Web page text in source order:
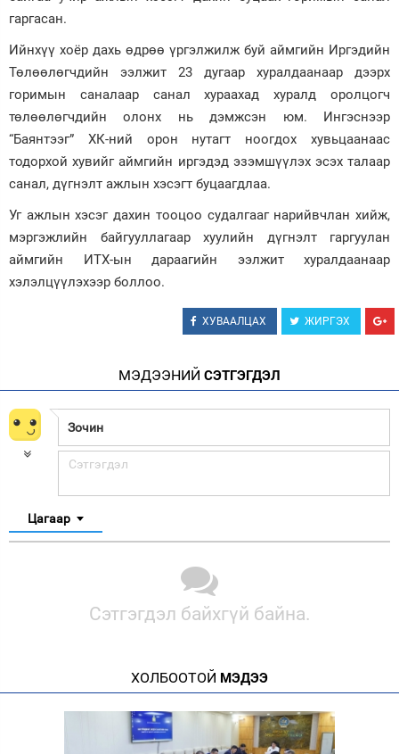
гаргасан.
Ийнхүү хоёр дахь өдрөө үргэлжилж буй аймгийн Иргэдийн
Төлөөлөгчдийн ээлжит 23 дугаар хуралдаанаар дээрх
горимын саналаар санал хураахад хуралд оролцогч
төлөөлөгчдийн олонх нь дэмжсэн юм. Ингэснээр
“Баянтээг” ХК-ний орон нутагт ноогдох хувьцаанаас
тодорхой хувийг аймгийн иргэдэд эзэмшүүлэх эсэх талаар
санал, дүгнэлт ажлын хэсэгт буцаагдлаа.
Уг ажлын хэсэг дахин тооцоо судалгааг нарийвчлан хийж,
мэргэжлийн байгууллагаар хуулийн дүгнэлт гаргуулан
аймгийн ИТХ-ын дараагийн ээлжит хуралдаанаар
хэлэлцүүлэхээр боллоо.
ХУВААЛЦАХ ЖИРГЭХ
МЭДЭЭНИЙ СЭТГЭГДЭЛ
Цагаар
Сэтгэгдэл байхгүй байна.
ХОЛБООТОЙ МЭДЭЭ